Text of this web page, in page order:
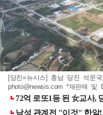
[당진=뉴시스] 충남 당진 석문
photo@newsis.com *재판매 및